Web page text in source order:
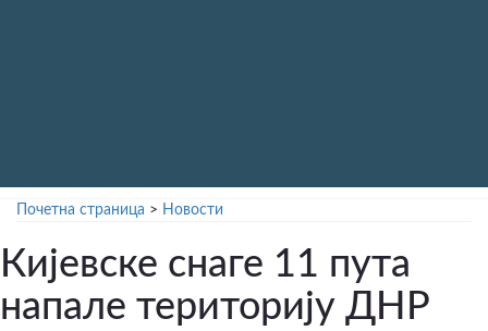
Почетна страница > Новости
Кијевске снаге 11 пута
напале територију ДНР